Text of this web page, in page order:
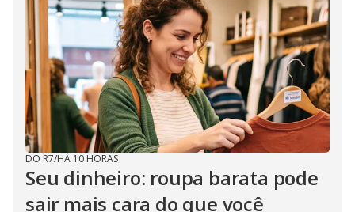
DO R7/HÁ 10 HORAS
Seu dinheiro: roupa barata pode
sair mais cara do que você